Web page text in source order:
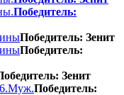
Победитель:
Победитель: Зенит
Победитель:
Зенит
Победитель: